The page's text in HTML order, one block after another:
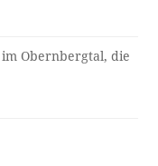
im Obernbergtal, die